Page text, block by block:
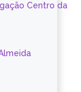
Centro da